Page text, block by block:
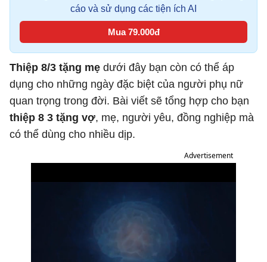
cáo và sử dụng các tiện ích AI
Mua 79.000đ
Thiệp 8/3 tặng mẹ dưới đây bạn còn có thể áp
dụng cho những ngày đặc biệt của người phụ nữ
quan trọng trong đời. Bài viết sẽ tổng hợp cho bạn
thiệp 8 3 tặng vợ, mẹ, người yêu, đồng nghiệp mà
có thể dùng cho nhiều dịp.
Advertisement